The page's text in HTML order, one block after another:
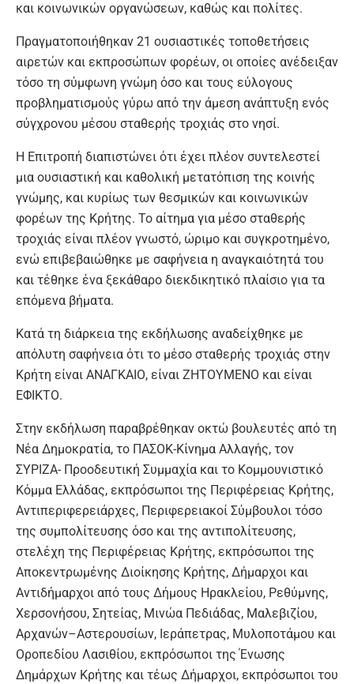
και κοινωνικών οργανώσεων, καθώς και πολίτες.
Πραγματοποιήθηκαν 21 ουσιαστικές τοποθετήσεις
αιρετών και εκπροσώπων φορέων, οι οποίες ανέδειξαν
τόσο τη σύμφωνη γνώμη όσο και τους εύλογους
προβληματισμούς γύρω από την άμεση ανάπτυξη ενός
σύγχρονου μέσου σταθερής τροχιάς στο νησί.
Η Επιτροπή διαπιστώνει ότι έχει πλέον συντελεστεί
μια ουσιαστική και καθολική μετατόπιση της κοινής
γνώμης, και κυρίως των θεσμικών και κοινωνικών
φορέων της Κρήτης. Το αίτημα για μέσο σταθερής
τροχιάς είναι πλέον γνωστό, ώριμο και συγκροτημένο,
ενώ επιβεβαιώθηκε με σαφήνεια η αναγκαιότητά του
και τέθηκε ένα ξεκάθαρο διεκδικητικό πλαίσιο για τα
επόμενα βήματα.
Κατά τη διάρκεια της εκδήλωσης αναδείχθηκε με
απόλυτη σαφήνεια ότι το μέσο σταθερής τροχιάς στην
Κρήτη είναι ΑΝΑΓΚΑΙΟ, είναι ΖΗΤΟΥΜΕΝΟ και είναι
ΕΦΙΚΤΟ.
Στην εκδήλωση παραβρέθηκαν οκτώ βουλευτές από τη
Νέα Δημοκρατία, το ΠΑΣΟΚ-Κίνημα Αλλαγής, τον
ΣΥΡΙΖΑ- Προοδευτική Συμμαχία και το Κομμουνιστικό
Κόμμα Ελλάδας, εκπρόσωποι της Περιφέρειας Κρήτης,
Αντιπεριφερειάρχες, Περιφερειακοί Σύμβουλοι τόσο
της συμπολίτευσης όσο και της αντιπολίτευσης,
στελέχη της Περιφέρειας Κρήτης, εκπρόσωποι της
Αποκεντρωμένης Διοίκησης Κρήτης, Δήμαρχοι και
Αντιδήμαρχοι από τους Δήμους Ηρακλείου, Ρεθύμνης,
Χερσονήσου, Σητείας, Μινώα Πεδιάδας, Μαλεβιζίου,
Αρχανών–Αστερουσίων, Ιεράπετρας, Μυλοποτάμου και
Οροπεδίου Λασιθίου, εκπρόσωποι της Ένωσης
Δημάρχων Κρήτης και τέως Δήμαρχοι, εκπρόσωποι του